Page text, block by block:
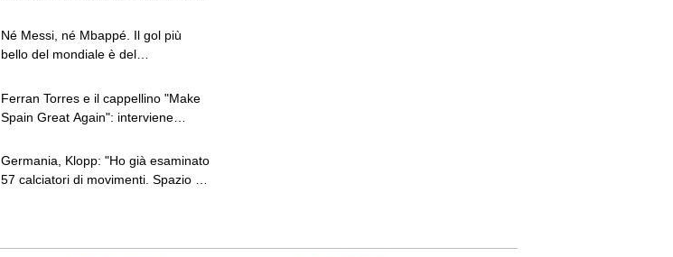
Né Messi, né Mbappé. Il gol più
bello del mondiale è del
Ferran Torres e il cappellino "Make
Spain Great Again": interviene
Germania, Klopp: "Ho già esaminato
57 calciatori di movimenti. Spazio ai